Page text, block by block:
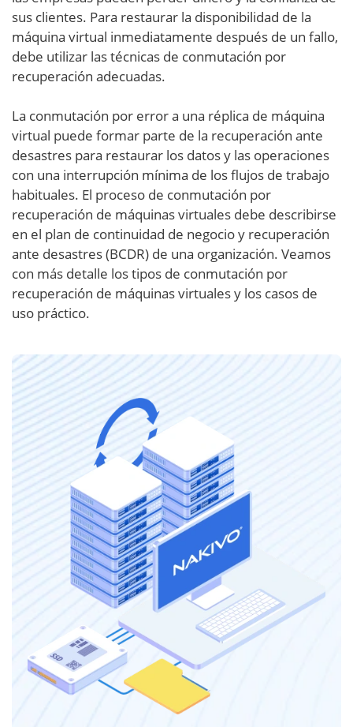
sus clientes. Para restaurar la disponibilidad de la
máquina virtual inmediatamente después de un fallo,
debe utilizar las técnicas de conmutación por
recuperación adecuadas.
La conmutación por error a una réplica de máquina
virtual puede formar parte de la recuperación ante
desastres para restaurar los datos y las operaciones
con una interrupción mínima de los flujos de trabajo
habituales. El proceso de conmutación por
recuperación de máquinas virtuales debe describirse
en el plan de continuidad de negocio y recuperación
ante desastres (BCDR) de una organización. Veamos
con más detalle los tipos de conmutación por
recuperación de máquinas virtuales y los casos de
uso práctico.